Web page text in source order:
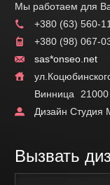
Мы работаем для
+380 (63) 560-
+380 (98) 067-
sas*onseo.net
Винница
21000
Дизайн Студия
Вызвать